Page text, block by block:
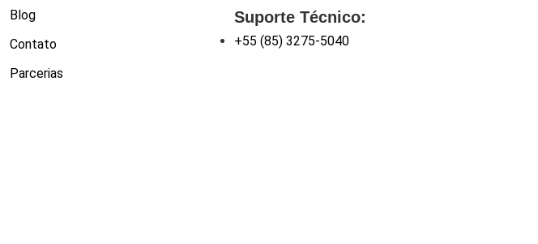
Blog
Contato
Parcerias
Suporte Técnico:
+55 (85) 3275-5040